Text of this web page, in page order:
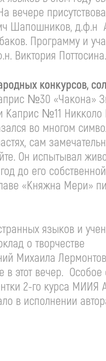
вечере
Шапошников, д.ф.н
Программу и
Виктория Поттосина.
конкурсов,
№30 «Чакона»
№11 Никколо
во многом
сам
Он испытывал
до его
«Княжна Мери»
языков и
о творчестве
Михаила
этот вечер. Особое
2-го курса МИИЯ
в исполнении